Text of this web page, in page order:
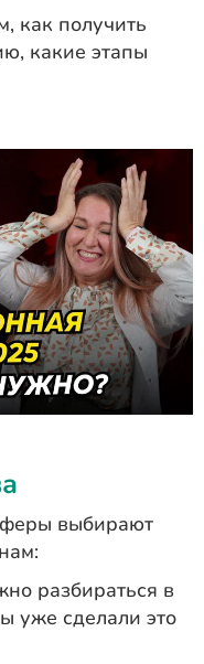
как получить
какие этапы
выбирают
разбираться в
уже сделали это